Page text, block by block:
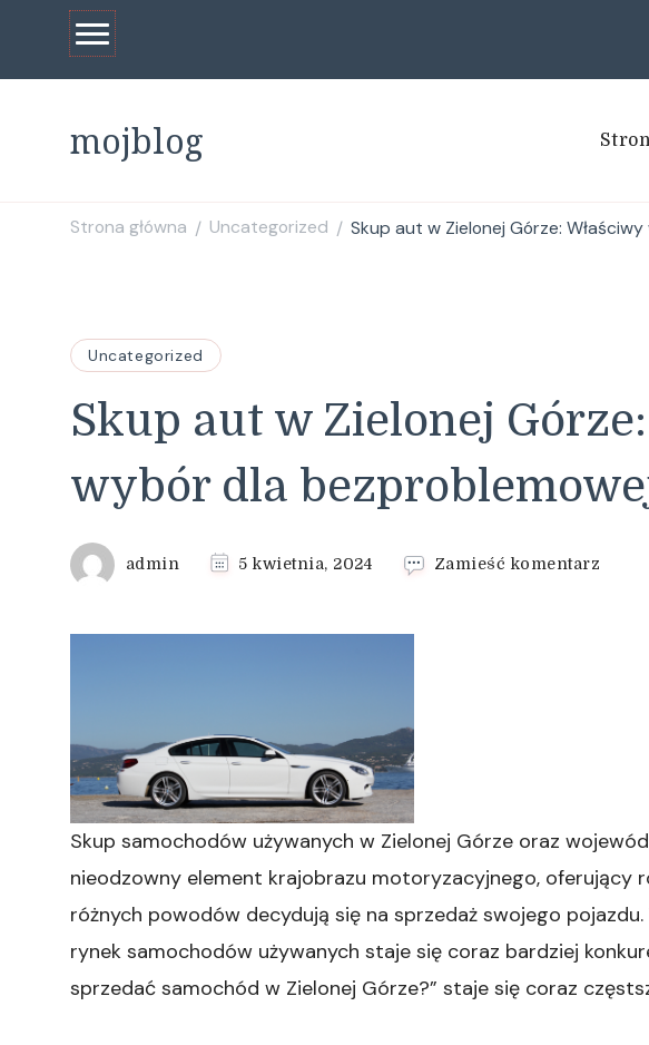
mojblog
Strona główna / Uncategorized / Skup aut w Zielonej Górze:
Uncategorized
Skup aut w Zielonej
wybór dla
admin 5 kwietnia, 2024 Zamieść komentarz
Skup samochodów używanych w Zielonej Górze oraz
nieodzowny element krajobrazu motoryzacyjnego, oferujący
różnych powodów decydują się na sprzedaż swojego
rynek samochodów używanych staje się coraz bardziej
sprzedać samochód w Zielonej Górze?” staje się coraz